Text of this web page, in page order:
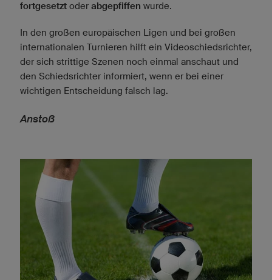
fortgesetzt oder abgepfiffen wurde.
In den großen europäischen Ligen und bei großen
internationalen Turnieren hilft ein Videoschiedsrichter,
der sich strittige Szenen noch einmal anschaut und
den Schiedsrichter informiert, wenn er bei einer
wichtigen Entscheidung falsch lag.
Anstoß